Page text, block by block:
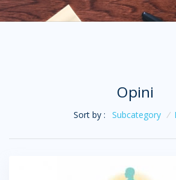
Opini
Sort by : Subcategory /